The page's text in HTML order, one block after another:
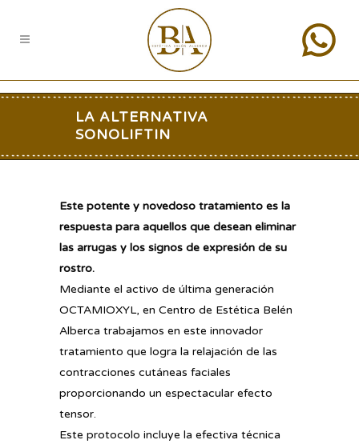
LA ALTERNATIVA
SONOLIFTIN
Este potente y novedoso tratamiento es la
respuesta para aquellos que desean eliminar
las arrugas y los signos de expresión de su
rostro.
Mediante el activo de última generación
OCTAMIOXYL, en Centro de Estética Belén
Alberca trabajamos en este innovador
tratamiento que logra la relajación de las
contracciones cutáneas faciales
proporcionando un espectacular efecto
tensor.
Este protocolo incluye la efectiva técnica